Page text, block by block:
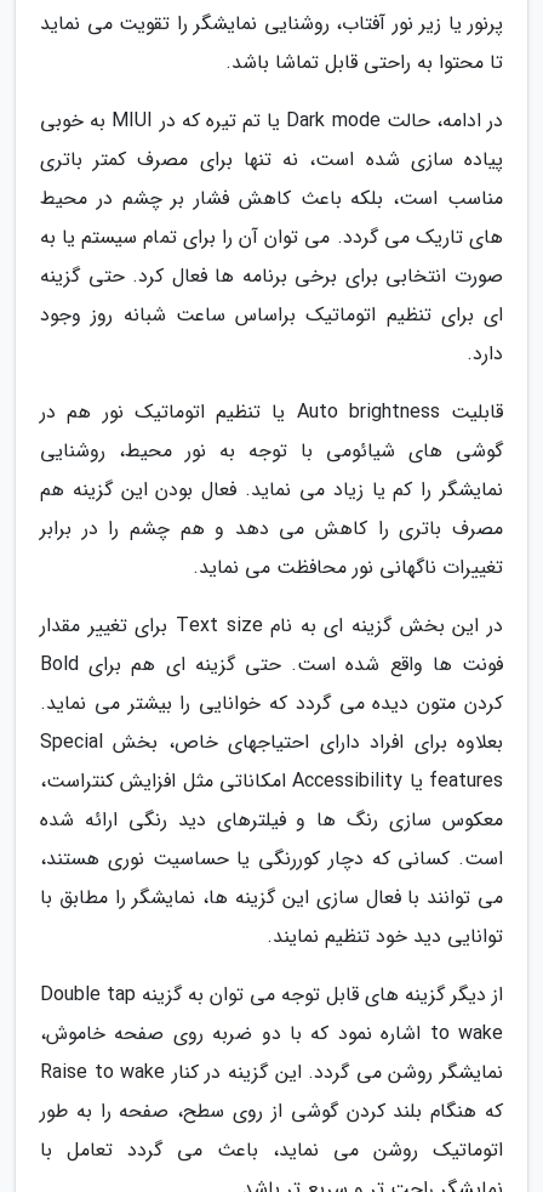
پرنور یا زیر نور آفتاب، روشنایی نمایشگر را تقویت می نماید
تا محتوا به راحتی قابل تماشا باشد.
در ادامه، حالت Dark mode یا تم تیره که در MIUI به خوبی
پیاده سازی شده است، نه تنها برای مصرف کمتر باتری
مناسب است، بلکه باعث کاهش فشار بر چشم در محیط
های تاریک می گردد. می توان آن را برای تمام سیستم یا به
صورت انتخابی برای برخی برنامه ها فعال کرد. حتی گزینه
ای برای تنظیم اتوماتیک براساس ساعت شبانه روز وجود
دارد.
قابلیت Auto brightness یا تنظیم اتوماتیک نور هم در
گوشی های شیائومی با توجه به نور محیط، روشنایی
نمایشگر را کم یا زیاد می نماید. فعال بودن این گزینه هم
مصرف باتری را کاهش می دهد و هم چشم را در برابر
تغییرات ناگهانی نور محافظت می نماید.
در این بخش گزینه ای به نام Text size برای تغییر مقدار
فونت ها واقع شده است. حتی گزینه ای هم برای Bold
کردن متون دیده می گردد که خوانایی را بیشتر می نماید.
بعلاوه برای افراد دارای احتیاجهای خاص، بخش Special
features یا Accessibility امکاناتی مثل افزایش کنتراست،
معکوس سازی رنگ ها و فیلترهای دید رنگی ارائه شده
است. کسانی که دچار کوررنگی یا حساسیت نوری هستند،
می توانند با فعال سازی این گزینه ها، نمایشگر را مطابق با
توانایی دید خود تنظیم نمایند.
از دیگر گزینه های قابل توجه می توان به گزینه Double tap
to wake اشاره نمود که با دو ضربه روی صفحه خاموش،
نمایشگر روشن می گردد. این گزینه در کنار Raise to wake
که هنگام بلند کردن گوشی از روی سطح، صفحه را به طور
اتوماتیک روشن می نماید، باعث می گردد تعامل با